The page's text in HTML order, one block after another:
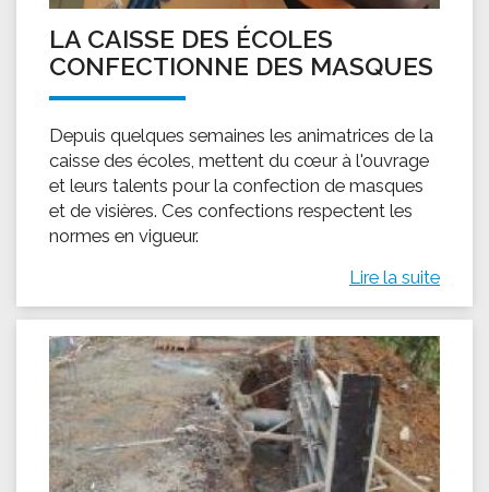
LA CAISSE DES ÉCOLES
CONFECTIONNE DES MASQUES
Depuis quelques semaines les animatrices de la
caisse des écoles, mettent du cœur à l'ouvrage
et leurs talents pour la confection de masques
et de visières. Ces confections respectent les
normes en vigueur.
Lire la suite